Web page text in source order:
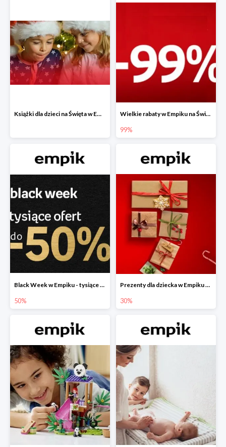
Książki dla dzieci na Święta w Empiku do -40% Wielkie rabaty w Empiku na Święta - piąty produkt -99%
99%
Black Week w Empiku - tysiące produktów do -50%
50%
Prezenty dla dziecka w Empiku do -30%
30%